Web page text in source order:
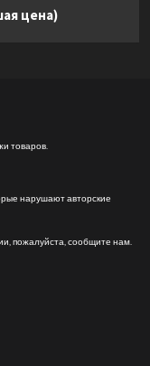
цена)
товаров.
нарушают авторские
пожалуйста, сообщите нам.